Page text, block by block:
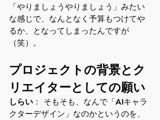
「やりましょうやりましょう」みたい
な感じで、なんとなく予算もつけてや
るか、となってしまったんですが
（笑）。
プロジェクトの背景とク
リエイターとしての願い
しらい ： そもそも、なんで「AIキャラ
クターデザイン」なのかというのを、